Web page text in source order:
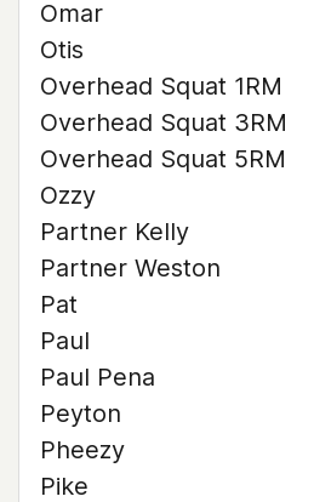
Omar
Otis
Overhead Squat 1RM
Overhead Squat 3RM
Overhead Squat 5RM
Ozzy
Partner Kelly
Partner Weston
Pat
Paul
Paul Pena
Peyton
Pheezy
Pike